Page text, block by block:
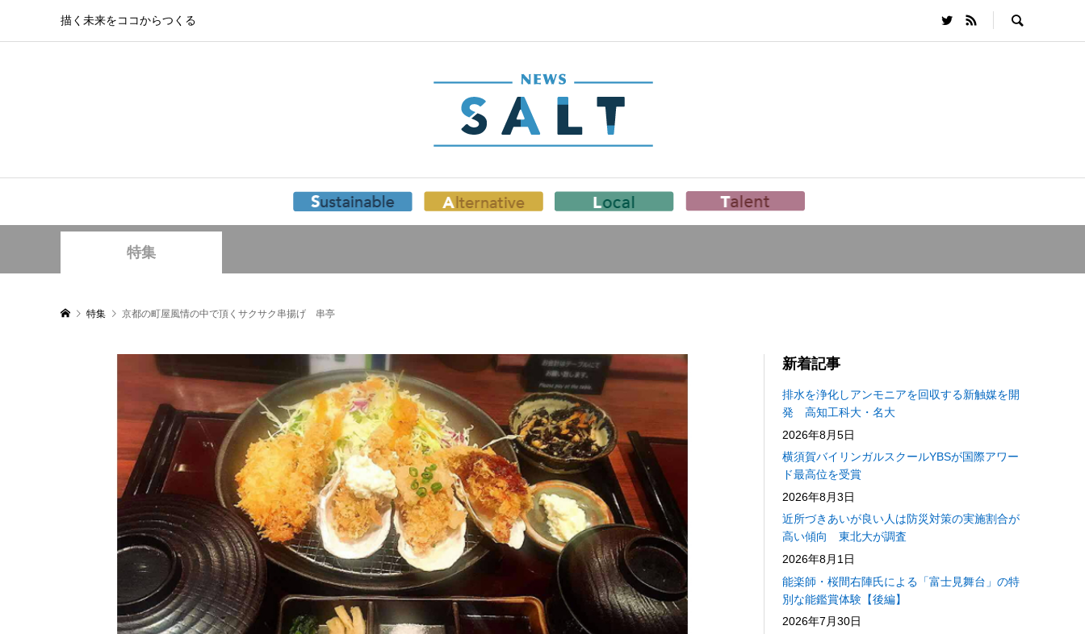
描く未来をココからつくる
特集
特集 京都の町屋風情の中で頂くサクサク串揚げ 串亭
新着記事
排水を浄化しアンモニアを回収する新触媒を開
発 高知工科大・名大
2026年8月5日
横須賀バイリンガルスクールYBSが国際アワー
ド最高位を受賞
2026年8月3日
近所づきあいが良い人は防災対策の実施割合が
高い傾向 東北大が調査
2026年8月1日
能楽師・桜間右陣氏による「富士見舞台」の特
別な能鑑賞体験【後編】
2026年7月30日